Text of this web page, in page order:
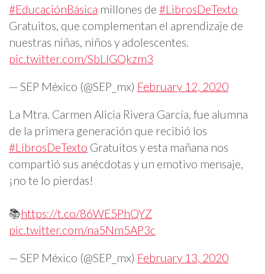
#EducaciónBásica millones de #LibrosDeTexto
Gratuitos, que complementan el aprendizaje de
nuestras niñas, niños y adolescentes.
pic.twitter.com/SbLIGQkzm3
— SEP México (@SEP_mx) February 12, 2020
La Mtra. Carmen Alicia Rivera García, fue alumna
de la primera generación que recibió los
#LibrosDeTexto Gratuitos y esta mañana nos
compartió sus anécdotas y un emotivo mensaje,
¡no te lo pierdas!
📚https://t.co/86WE5PhQYZ
pic.twitter.com/na5Nm5AP3c
— SEP México (@SEP_mx) February 13, 2020